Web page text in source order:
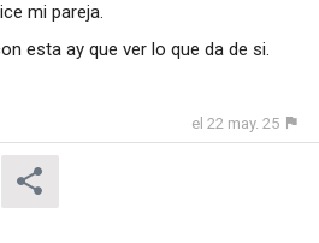
mi pareja.
esta ay que ver lo que da de si.
el 22 may. 25